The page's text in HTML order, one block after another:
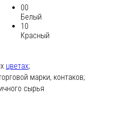
00
Белый
10
Красный
цветах;
марки, контаков;
сырья